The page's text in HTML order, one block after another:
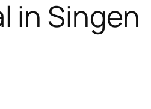
in Singen